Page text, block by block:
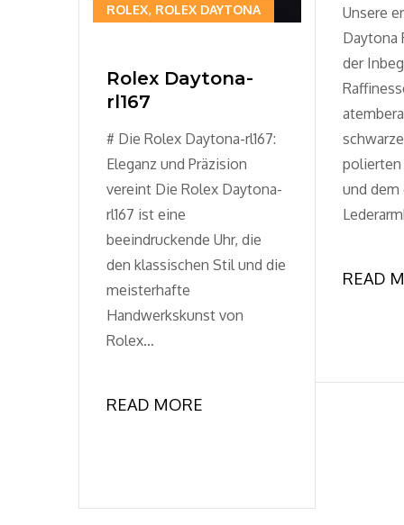
ROLEX ROLEX DAYTONA
Rolex Daytona-
rl167
# Die Rolex Daytona-rl167:
Eleganz und Präzision
vereint Die Rolex Daytona-
rl167 ist eine
beeindruckende Uhr, die
den klassischen Stil und die
meisterhafte
Handwerkskunst von
Rolex…
READ MORE
Unsere
Daytona
der
polierten
und
READ